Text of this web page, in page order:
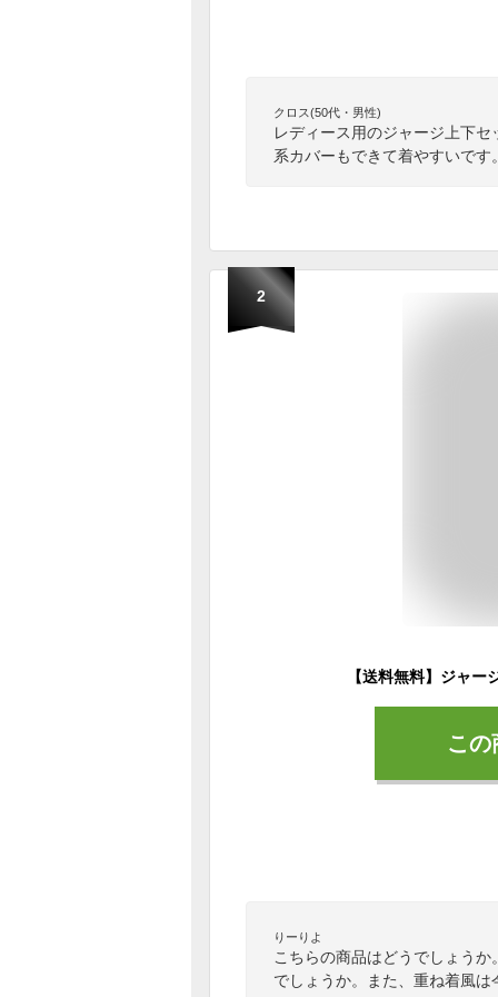
クロス(50代・男性)
レディース用のジャージ上下
系カバーもできて着やすいです
2
こ
りーりよ
こちらの商品はどうでしょう
でしょうか。また、重ね着風